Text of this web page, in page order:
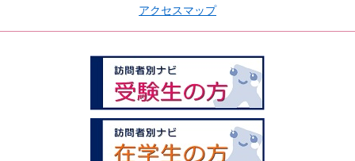
アクセスマップ